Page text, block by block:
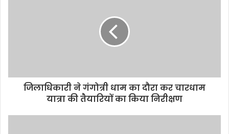
जिलाधिकारी ने गंगोत्री धाम का दौरा कर चारधाम
यात्रा की तैयारियों का किया निरीक्षण